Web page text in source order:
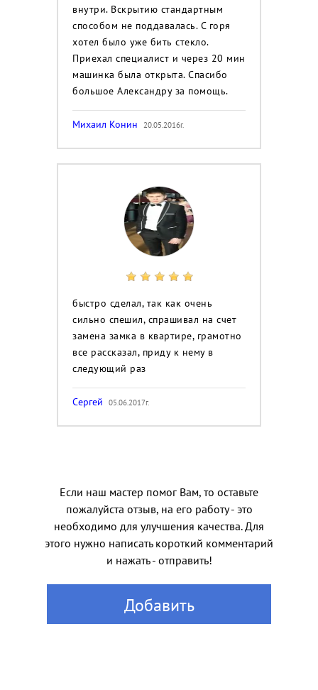
внутри. Вскрытию стандартным
способом не поддавалась. С горя
хотел было уже бить стекло.
Приехал специалист и через 20 мин
машинка была открыта. Спасибо
большое Александру за помощь.
Михаил Конин 20.05.2016г.
быстро сделал, так как очень
сильно спешил, спрашивал на счет
замена замка в квартире, грамотно
все рассказал, приду к нему в
следующий раз
Сергей 05.06.2017г.
Если наш мастер помог Вам, то оставьте
пожалуйста отзыв, на его работу - это
необходимо для улучшения качества. Для
этого нужно написать короткий комментарий
и нажать - отправить!
Добавить